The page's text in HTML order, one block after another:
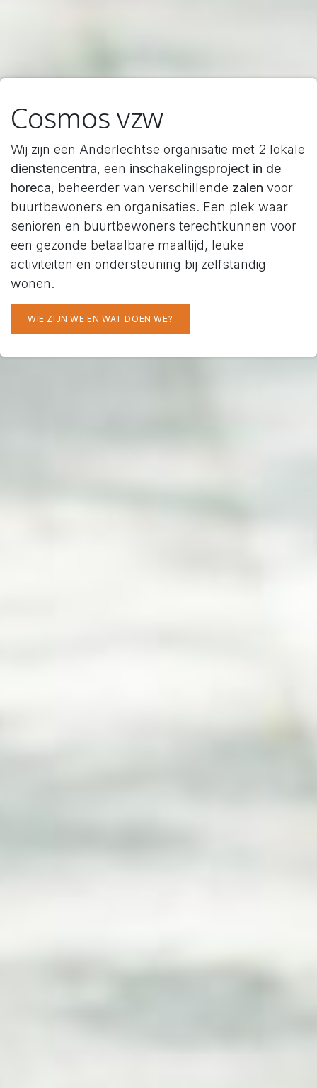
Cosmos vzw
Wij zijn een Anderlechtse organisatie met 2 lokale
dienstencentra, een inschakelingsproject in de
horeca, beheerder van verschillende zalen voor
buurtbewoners en organisaties. Een plek waar
senioren en buurtbewoners terechtkunnen voor
een gezonde betaalbare maaltijd, leuke
activiteiten en ondersteuning bij zelfstandig
wonen.
WIE ZIJN WE EN WAT DOEN WE?